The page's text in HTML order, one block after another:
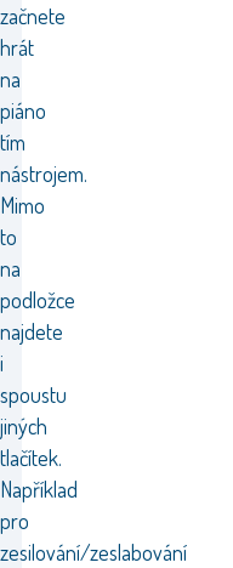
začnete
hrát
na
piáno
tím
nástrojem.
Mimo
to
na
podložce
najdete
i
spoustu
jiných
tlačítek.
Například
pro
zesilování/zeslabování